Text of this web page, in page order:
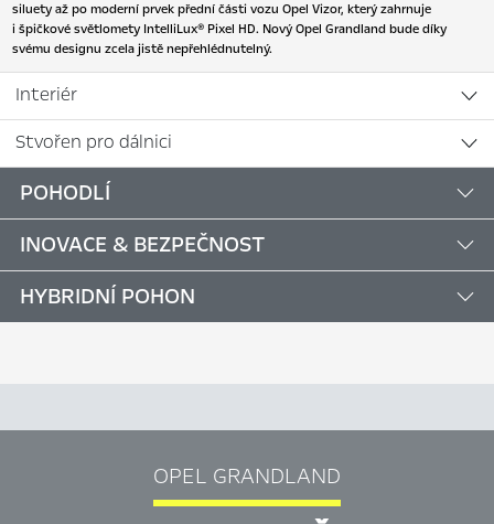
siluety až po moderní prvek přední části vozu Opel Vizor, který zahrnuje
i špičkové světlomety IntelliLux® Pixel HD. Nový Opel Grandland bude díky
svému designu zcela jistě nepřehlédnutelný.
Interiér
Stvořen pro dálnici
POHODLÍ
INOVACE & BEZPEČNOST
HYBRIDNÍ POHON
OPEL GRANDLAND